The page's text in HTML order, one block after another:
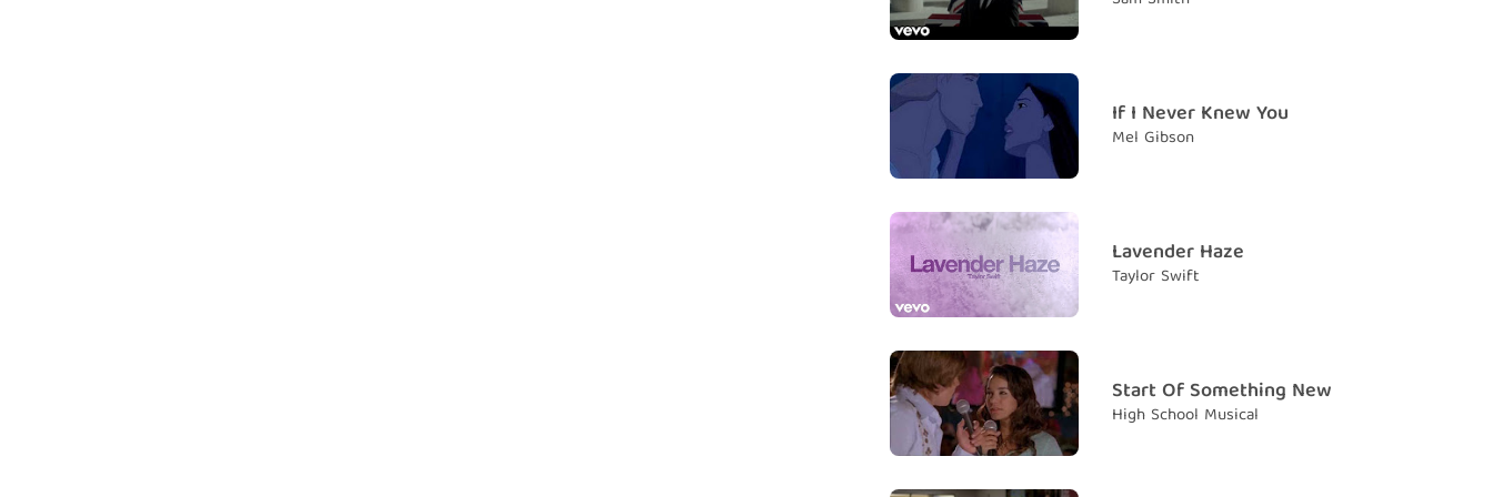
You look so beautiful in white
Trông em thật đẹp trong bộ váy cưới
And from now to my very last breath
Và kể từ giây phút này cho đến cuối cuộc đời
This day I'll cherish
Anh sẽ luôn trân trọng thời khắc này
You look so beautiful in white tonight
Đêm nay trông em thật đẹp trong bộ váy cưới
You look so beautiful in white
Trông em thật đẹp trong bộ váy cưới
So beautiful in white tonight
Thật đẹp trong bộ váy cưới đêm nay
And if our daughter's what our future holds
Và nếu trong tương lai chúng ta có con gái
I hope she has your eyes
If I Never Knew You
Mel Gibson
Lavender Haze
Taylor Swift
Start Of Something New
High School Musical